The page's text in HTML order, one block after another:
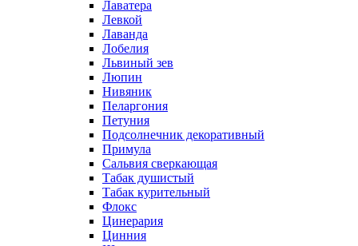
Лаватера
Левкой
Лаванда
Лобелия
Львиный зев
Люпин
Нивяник
Пеларгония
Петуния
Подсолнечник декоративный
Примула
Сальвия сверкающая
Табак душистый
Табак курительный
Флокс
Цинерария
Цинния